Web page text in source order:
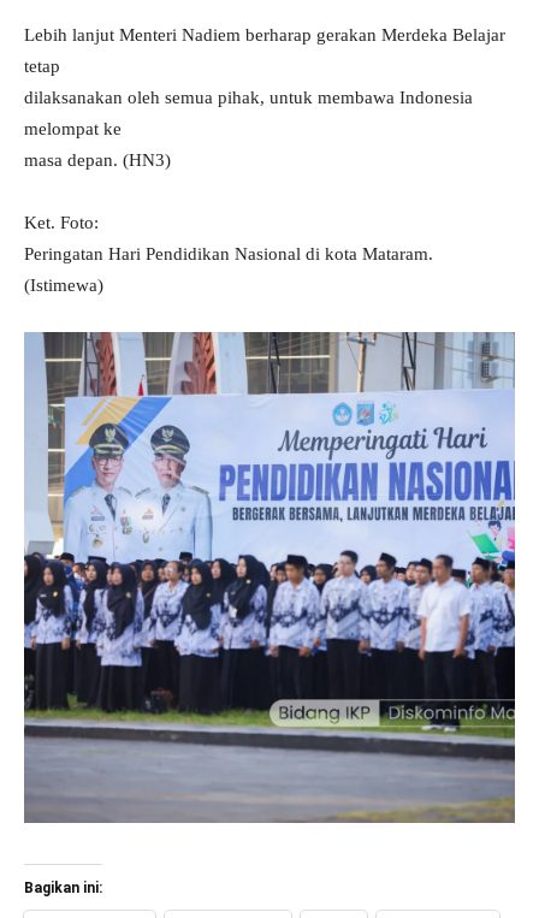
Lebih lanjut Menteri Nadiem berharap gerakan Merdeka Belajar
tetap
dilaksanakan oleh semua pihak, untuk membawa Indonesia
melompat ke
masa depan. (HN3)
Ket. Foto:
Peringatan Hari Pendidikan Nasional di kota Mataram.
(Istimewa)
Bagikan ini: